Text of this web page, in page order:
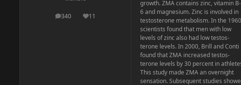
340
postagens11
Reputação
growth. ZMA contains zinc, vitamin B-
6 and magnesium. Zinc is involved in
testosterone metabolism. In the
scientists found that men with low
levels of zinc also had low testos-
terone levels. In 2000, Brill and Conti
found that ZMA increased testos-
terone levels by 30 percent in
This study made ZMA an overnight
sensation. Subsequent studies